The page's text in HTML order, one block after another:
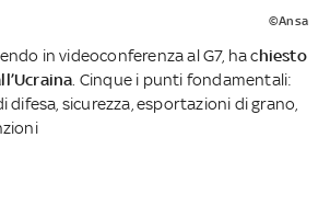
©Ansa
in videoconferenza al G7, ha chiesto
. Cinque i punti fondamentali:
difesa, sicurezza, esportazioni di grano,